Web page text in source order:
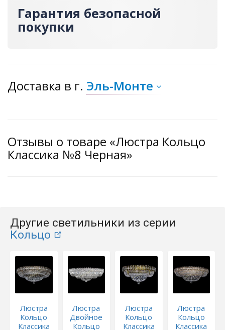
Гарантия безопасной
покупки
Доставка в г. Эль-Монте
Отзывы о товаре «Люстра Кольцо
Классика №8 Черная»
Другие светильники из серии
Кольцо
Люстра
Кольцо
Классика
Люстра
Двойное
Кольцо
Люстра
Кольцо
Классика
Люстра
Кольцо
Классика